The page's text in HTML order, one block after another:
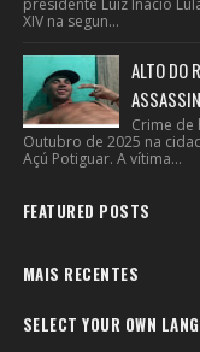
presidente Luiz Inácio
XIV na segun...
ALTO DO
Crime de
Outubro de 2025 na
Açú Potiguar. A vítima...
FEATURED POSTS
MAIS RECENTES
SELECT YOUR OWN